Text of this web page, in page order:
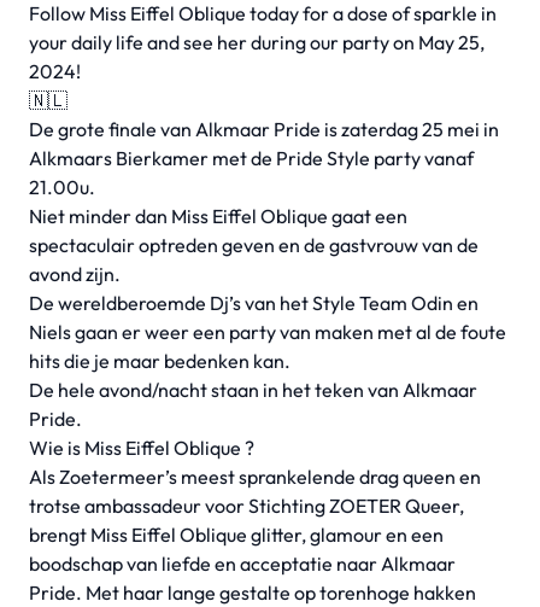
Follow Miss Eiffel Oblique today for a dose of sparkle in
your daily life and see her during our party on May 25,
2024!
🇳🇱
De grote finale van Alkmaar Pride is zaterdag 25 mei in
Alkmaars Bierkamer met de Pride Style party vanaf
21.00u.
Niet minder dan Miss Eiffel Oblique gaat een
spectaculair optreden geven en de gastvrouw van de
avond zijn.
De wereldberoemde Dj’s van het Style Team Odin en
Niels gaan er weer een party van maken met al de foute
hits die je maar bedenken kan.
De hele avond/nacht staan in het teken van Alkmaar
Pride.
Wie is Miss Eiffel Oblique ?
Als Zoetermeer’s meest sprankelende drag queen en
trotse ambassadeur voor Stichting ZOETER Queer,
brengt Miss Eiffel Oblique glitter, glamour en een
boodschap van liefde en acceptatie naar Alkmaar
Pride. Met haar lange gestalte op torenhoge hakken